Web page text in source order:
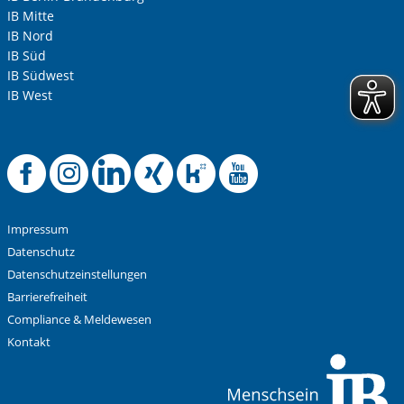
IB Mitte
IB Nord
IB Süd
IB Südwest
IB West
Offizielle
Offizielle
Offizielle
Offizielle
Offizielle
Impressum
Datenschutz
Datenschutzeinstellungen
Barrierefreiheit
Compliance & Meldewesen
Kontakt